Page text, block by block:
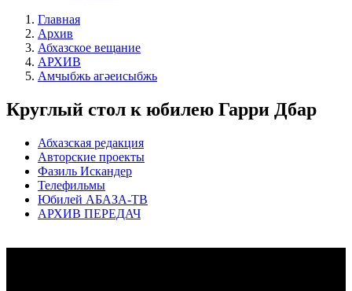
Главная
Архив
Абхазское вещание
АРХИВ
Амчыбжь агәеисыбжь
Круглый стол к юбилею Гарри Дбар
Абхазская редакция
Авторские проекты
Фазиль Искандер
Телефильмы
Юбилей АБАЗА-ТВ
АРХИВ ПЕРЕДАЧ